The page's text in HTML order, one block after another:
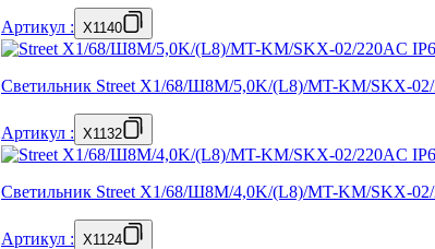
Артикул : X1140
Светильник Street X1/68/Ш8M/5,0K/(L8)/MT-KM/SKX-
Артикул : X1132
Светильник Street X1/68/Ш8M/4,0K/(L8)/MT-KM/SKX-
Артикул : X1124